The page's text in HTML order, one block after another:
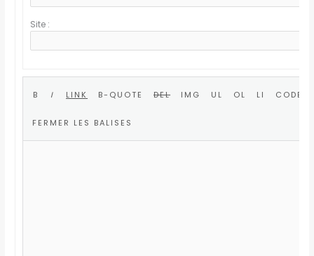
Site :